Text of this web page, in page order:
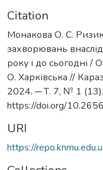
Citation
Монакова О. С.
захворювань
року і до сьогодні /
О. Харківська //
2024. ─ Т. 7, № 1
https://doi.org/
URI
https://